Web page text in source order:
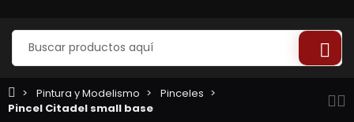
Pintura y Modelismo
Pinceles
Pincel Citadel small base